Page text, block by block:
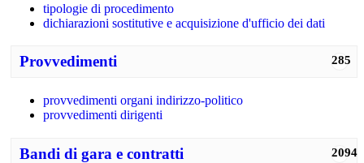
tipologie di procedimento
dichiarazioni sostitutive e acquisizione d'ufficio dei dati
285
Provvedimenti
provvedimenti organi indirizzo-politico
provvedimenti dirigenti
2094
Bandi di gara e contratti